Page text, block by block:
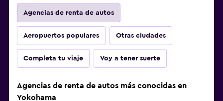
Agencias de renta de autos
Aeropuertos populares Otras ciudades
Completa tu viaje Voy a tener suerte
Agencias de renta de autos más conocidas en
Yokohama